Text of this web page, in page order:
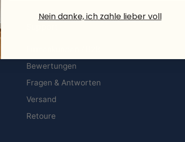
Bewertungen
Fragen & Antworten
Versand
Retoure
Nein danke, ich zahle lieber voll